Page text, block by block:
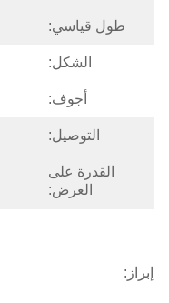
طول قياسي:
الشكل:
أجوف:
التوصيل:
القدرة على
العرض:
إبراز: